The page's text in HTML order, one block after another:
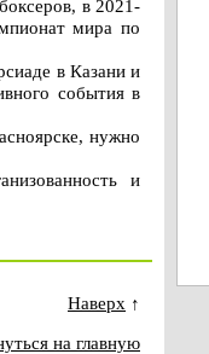
в 2021-
мира по
в Казани и
события в
нужно
и
Наверх ↑
на главную